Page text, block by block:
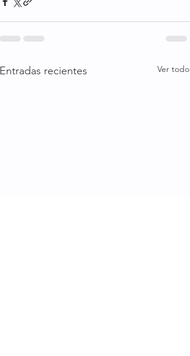
Entradas recientes Ver todo